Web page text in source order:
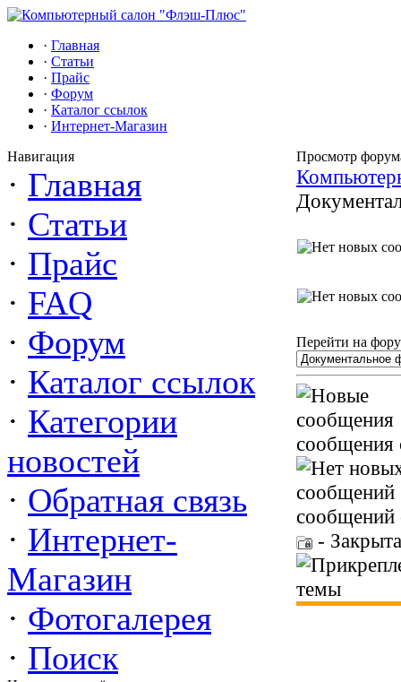
· Главная
· Статьи
· Прайс
· Форум
· Каталог ссылок
· Интернет-Магазин
Навигация
· Главная
· Статьи
· Прайс
· FAQ
· Форум
· Каталог ссылок
· Категории
новостей
· Обратная связь
· Интернет-
Магазин
· Фотогалерея
· Поиск
Просмотр
Перейти на
сообщения
сообщений
-